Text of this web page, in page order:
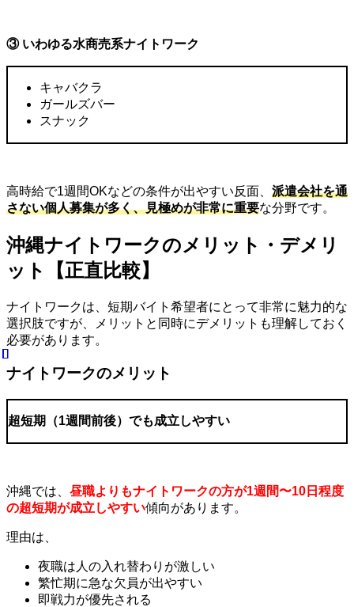
③ いわゆる水商売系ナイトワーク
キャバクラ
ガールズバー
スナック
高時給で1週間OKなどの条件が出やすい反面、 派遣会社を通
さない個人募集が多く、見極めが非常に重要な分野です。
沖縄ナイトワークのメリット・デメリ
ット【正直比較】
ナイトワークは、短期バイト希望者にとって非常に魅力的な
選択肢ですが、メリットと同時にデメリットも理解しておく
必要があります。
ナイトワークのメリット
超短期（1週間前後）でも成立しやすい
沖縄では、 昼職よりもナイトワークの方が1週間〜10日程度
の超短期が成立しやすい傾向があります。
理由は、
夜職は人の入れ替わりが激しい
繁忙期に急な欠員が出やすい
即戦力が優先される